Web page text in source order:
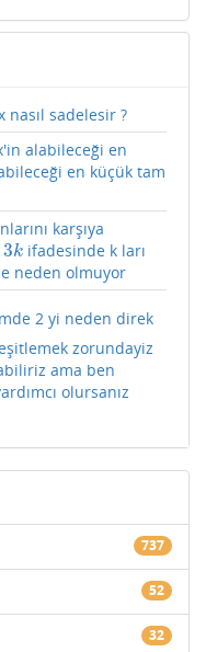
nasıl sadelesir ?
alabileceği en
en küçük tam
karşıya
3k ifadesinde k ları
neden olmuyor
2 yi neden direk
zorundayiz
ama ben
olursanız
737
52
32